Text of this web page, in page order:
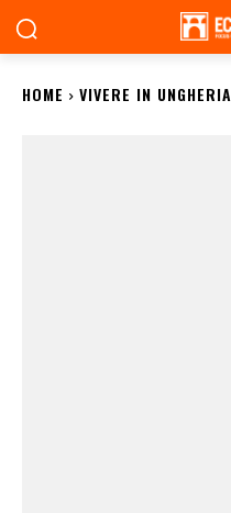
HOME VIVERE IN UNGHERIA